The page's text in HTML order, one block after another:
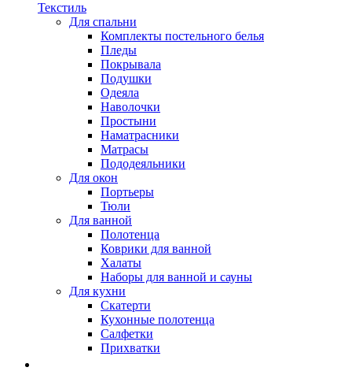
Текстиль
Для спальни
Комплекты постельного белья
Пледы
Покрывала
Подушки
Одеяла
Наволочки
Простыни
Наматрасники
Матрасы
Пододеяльники
Для окон
Портьеры
Тюли
Для ванной
Полотенца
Коврики для ванной
Халаты
Наборы для ванной и сауны
Для кухни
Скатерти
Кухонные полотенца
Салфетки
Прихватки